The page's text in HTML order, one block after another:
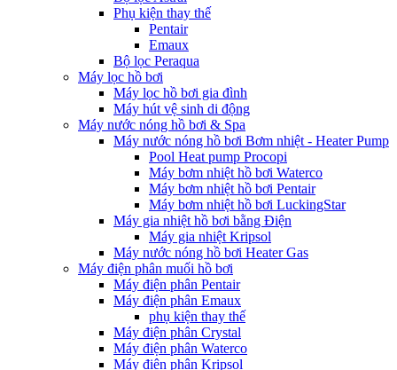
Phụ kiện thay thế
Pentair
Emaux
Bộ lọc Peraqua
Máy lọc hồ bơi
Máy lọc hồ bơi gia đình
Máy hút vệ sinh di động
Máy nước nóng hồ bơi & Spa
Máy nước nóng hồ bơi Bơm nhiệt - Heater Pump
Pool Heat pump Procopi
Máy bơm nhiệt hồ bơi Waterco
Máy bơm nhiệt hồ bơi Pentair
Máy bơm nhiệt hồ bơi LuckingStar
Máy gia nhiệt hồ bơi bằng Điện
Máy gia nhiệt Kripsol
Máy nước nóng hồ bơi Heater Gas
Máy điện phân muối hồ bơi
Máy điện phân Pentair
Máy điện phân Emaux
phụ kiện thay thế
Máy điện phân Crystal
Máy điện phân Waterco
Máy điện phân Kripsol